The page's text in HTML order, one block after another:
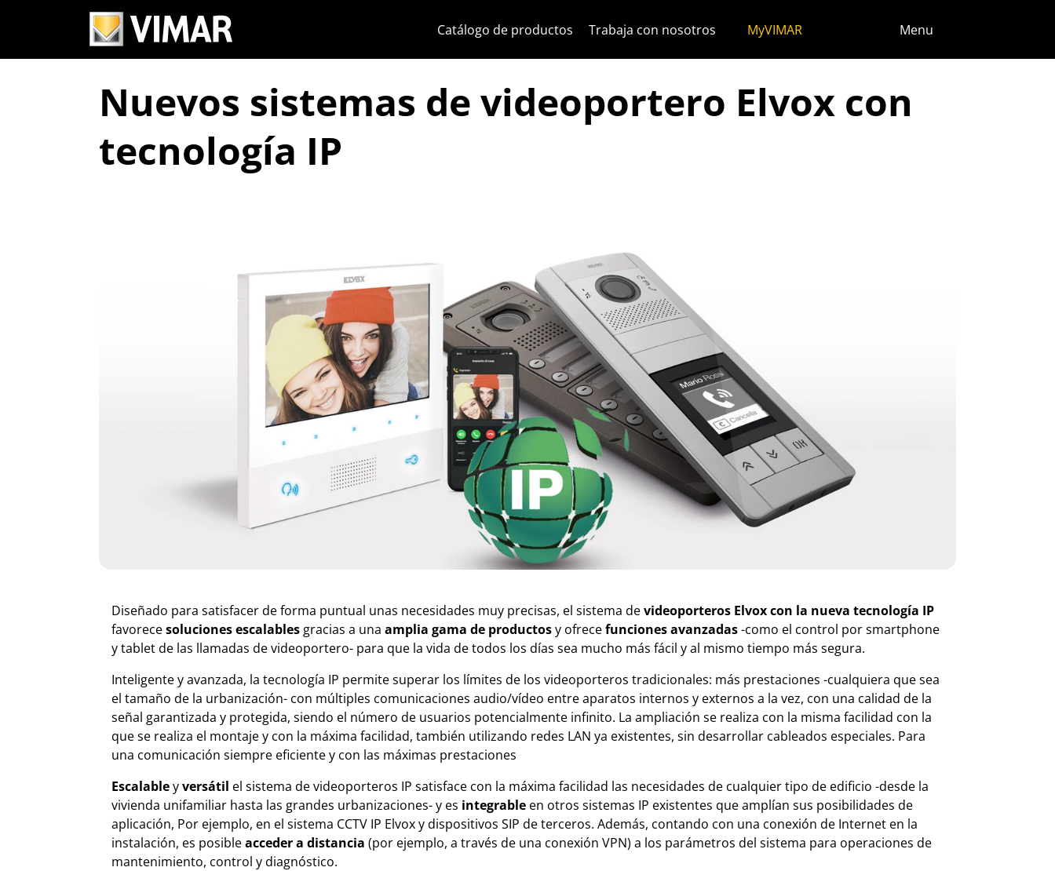
Catálogo de productos Trabaja con nosotros MyVIMAR Menu
Nuevos sistemas de videoportero Elvox con
tecnología IP
Diseñado para satisfacer de forma puntual unas necesidades muy precisas, el sistema devideoporteros Elvox con la nueva tecnología IP
favorecesoluciones escalables gracias a una amplia gama de productosy ofrecefunciones avanzadas-como el control por smartphone
y tablet de las llamadas de videoportero- para que la vida de todos los días sea mucho más fácil y al mismo tiempo más segura.
Inteligente y avanzada, la tecnología IP permite superar los límites de los videoporteros tradicionales: más prestaciones -cualquiera que sea
el tamaño de la urbanización- con múltiples comunicaciones audio/vídeo entre aparatos internos y externos a la vez, con una calidad de la
señal garantizada y protegida, siendo el número de usuarios potencialmente infinito. La ampliación se realiza con la misma facilidad con la
que se realiza el montaje y con la máxima facilidad, también utilizando redes LAN ya existentes, sin desarrollar cableados especiales. Para
una comunicación siempre eficiente y con las máximas prestaciones
Escalableyversátil el sistema de videoporteros IP satisface con la máxima facilidad las necesidades de cualquier tipo de edificio -desde la
vivienda unifamiliar hasta las grandes urbanizaciones- y es integrable en otros sistemas IP existentes que amplían sus posibilidades de
aplicación, Por ejemplo, en el sistema CCTV IP Elvox y dispositivos SIP de terceros. Además, contando con una conexión de Internet en la
instalación, es posibleacceder a distancia (por ejemplo, a través de una conexión VPN) a los parámetros del sistema para operaciones de
mantenimiento, control y diagnóstico.